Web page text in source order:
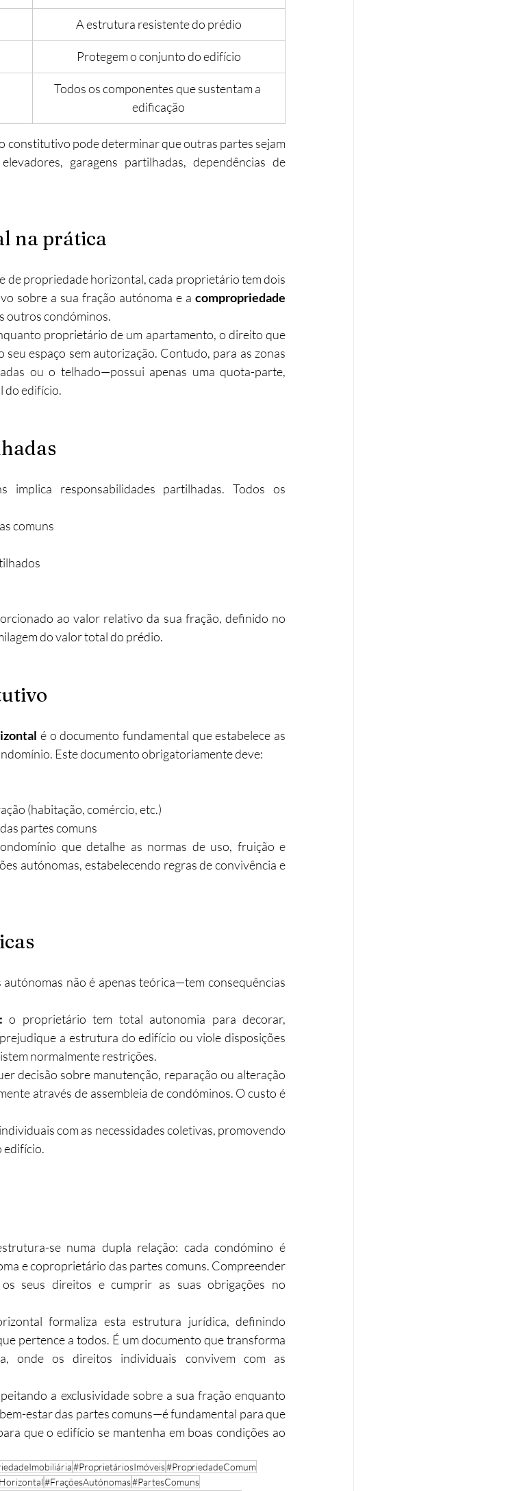
A estrutura resistente do prédio
Protegem o conjunto do edifício
Todos os componentes que sustentam a
edificação
constitutivo pode determinar que outras partes sejam
garagens partilhadas, dependências de
na prática
de propriedade horizontal, cada proprietário tem dois
sobre a sua fração autónoma e a compropriedade
outros condóminos.
proprietário de um apartamento, o direito que
espaço sem autorização. Contudo, para as zonas
ou o telhado—possui apenas uma quota-parte,
do edifício.
responsabilidades partilhadas. Todos os
comuns
ao valor relativo da sua fração, definido no
do valor total do prédio.
é o documento fundamental que estabelece as
Este documento obrigatoriamente deve:
(habitação, comércio, etc.)
partes comuns
que detalhe as normas de uso, fruição e
autónomas, estabelecendo regras de convivência e
não é apenas teórica—tem consequências
o proprietário tem total autonomia para decorar,
a estrutura do edifício ou viole disposições
normalmente restrições.
decisão sobre manutenção, reparação ou alteração
através de assembleia de condóminos. O custo é
com as necessidades coletivas, promovendo
edifício.
se numa dupla relação: cada condómino é
e coproprietário das partes comuns. Compreender
seus direitos e cumprir as suas obrigações no
formaliza esta estrutura jurídica, definindo
pertence a todos. É um documento que transforma
onde os direitos individuais convivem com as
a exclusividade sobre a sua fração enquanto
estar das partes comuns—é fundamental para que
que o edifício se mantenha em boas condições ao
#ProprietáriosImóveis#PropriedadeComum
#FraçõesAutónomas#PartesComuns